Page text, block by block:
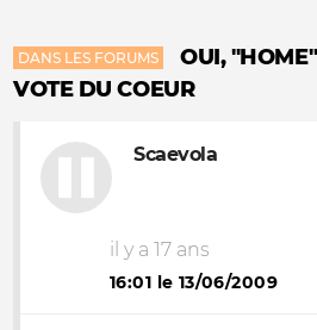
DANS LES FORUMS
OUI,
VOTE DU COEUR
Scaevola
il y a 17 ans
16:01 le 13/06/2009